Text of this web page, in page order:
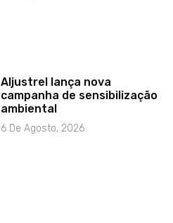
Aljustrel lança nova
campanha de sensibilização
ambiental
6 De Agosto, 2026